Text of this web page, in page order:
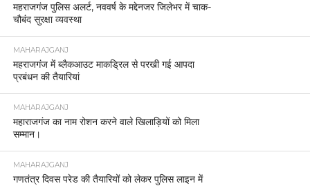
महराजगंज पुलिस अलर्ट, नववर्ष के मद्देनजर जिलेभर में चाक-
चौबंद सुरक्षा व्यवस्था
MAHARAJGANJ
महराजगंज में ब्लैकआउट माकड्रिल से परखी गई आपदा
प्रबंधन की तैयारियां
MAHARAJGANJ
महाराजगंज का नाम रोशन करने वाले खिलाड़ियों को मिला
सम्मान।
MAHARAJGANJ
गणतंत्र दिवस परेड की तैयारियों को लेकर पुलिस लाइन में